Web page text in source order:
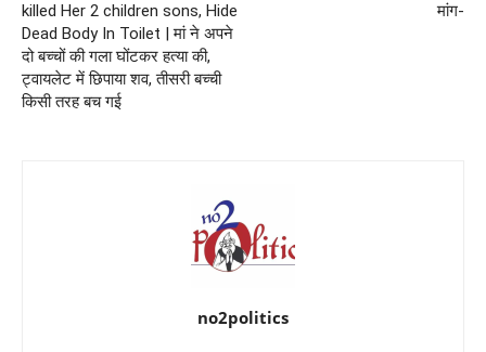
killed Her 2 children sons, Hide
Dead Body In Toilet | मां ने अपने
दो बच्चों की गला घोंटकर हत्या की,
ट्वायलेट में छिपाया शव, तीसरी बच्ची
किसी तरह बच गई
मांग-
no2politics